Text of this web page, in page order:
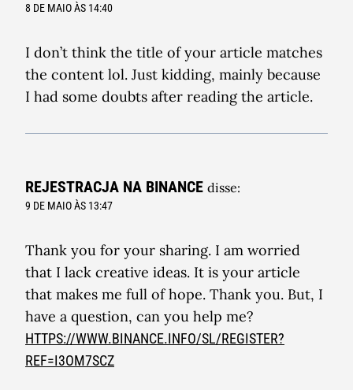
8 DE MAIO ÀS 14:40
I don’t think the title of your article matches
the content lol. Just kidding, mainly because
I had some doubts after reading the article.
REJESTRACJA NA BINANCE disse:
9 DE MAIO ÀS 13:47
Thank you for your sharing. I am worried
that I lack creative ideas. It is your article
that makes me full of hope. Thank you. But, I
have a question, can you help me?
HTTPS://WWW.BINANCE.INFO/SL/REGISTER?
REF=I3OM7SCZ